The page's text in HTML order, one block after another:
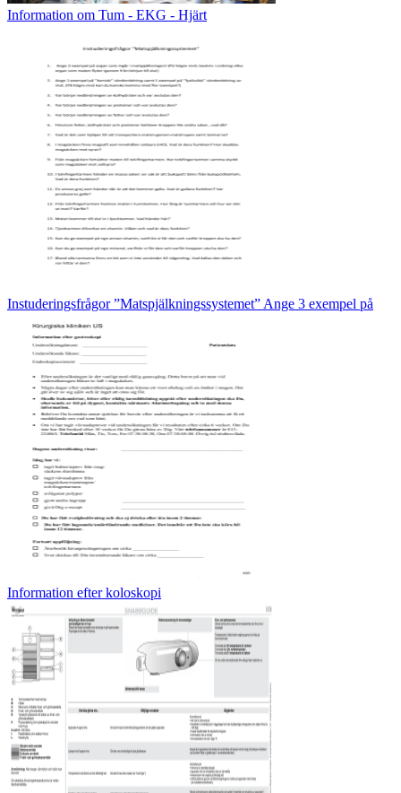
Information om Tum - EKG - Hjärt
Instuderingsfrågor ”Matspjälkningssystemet” Ange 3 exempel på
Information efter koloskopi